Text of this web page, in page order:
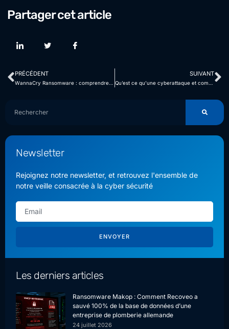
Partager cet article
PRÉCÉDENT
WannaCry Ransomware : comprendre son histoire et son évolution
SUIVANT
Qu’est ce qu’une cyberattaque et comment s’en prémunir ?
Newsletter
Rejoignez notre newsletter, et retrouvez l'ensemble de
notre veille consacrée à la cyber sécurité
ENVOYER
Les derniers articles
Ransomware Makop : Comment Recoveo a
sauvé 100% de la base de données d’une
entreprise de plomberie allemande
24 juillet 2026